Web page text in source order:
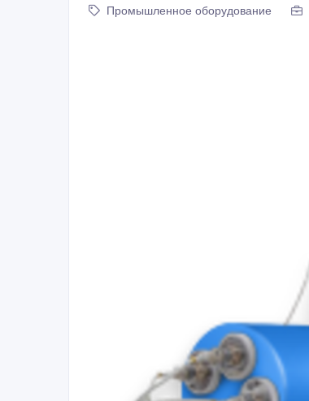
Промышленное оборудование